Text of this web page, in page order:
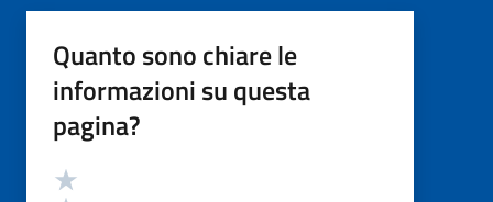
Quanto sono chiare le
informazioni su questa
pagina?
Valutazione